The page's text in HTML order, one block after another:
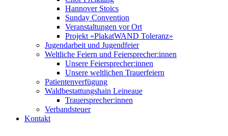
Hannover Stoics
Sunday Convention
Veranstaltungen vor Ort
Projekt «PlakatWAND Toleranz»
Jugendarbeit und Jugendfeier
Weltliche Feiern und Feiersprecher:innen
Unsere Feiersprecher:innen
Unsere weltlichen Trauerfeiern
Patientenverfügung
Waldbestattungshain Leineaue
Trauersprecher:innen
Verbandsteuer
Kontakt